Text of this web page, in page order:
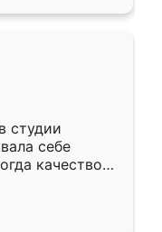
студии
себе
качеством
уже почти